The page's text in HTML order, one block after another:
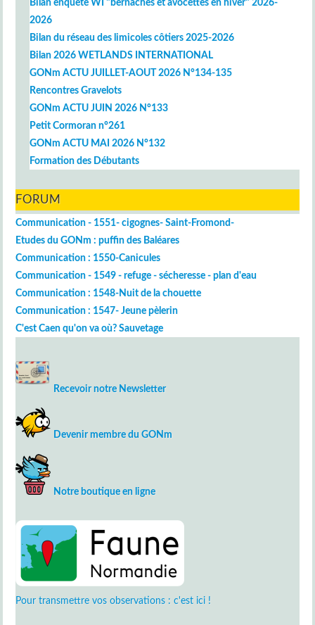
Bilan enquête WI "bernaches et avocettes en hiver" 2026-
2026
Bilan du réseau des limicoles côtiers 2025-2026
Bilan 2026 WETLANDS INTERNATIONAL
GONm ACTU JUILLET-AOUT 2026 N°134-135
Rencontres Gravelots
GONm ACTU JUIN 2026 N°133
Petit Cormoran n°261
GONm ACTU MAI 2026 N°132
Formation des Débutants
FORUM
Communication - 1551- cigognes- Saint-Fromond-
Etudes du GONm : puffin des Baléares
Communication : 1550-Canicules
Communication - 1549 - refuge - sécheresse - plan d'eau
Communication : 1548-Nuit de la chouette
Communication : 1547- Jeune pèlerin
C'est Caen qu'on va où? Sauvetage
Recevoir notre Newsletter
Devenir membre du GONm
Notre boutique en ligne
Pour transmettre vos observations : c'est ici !